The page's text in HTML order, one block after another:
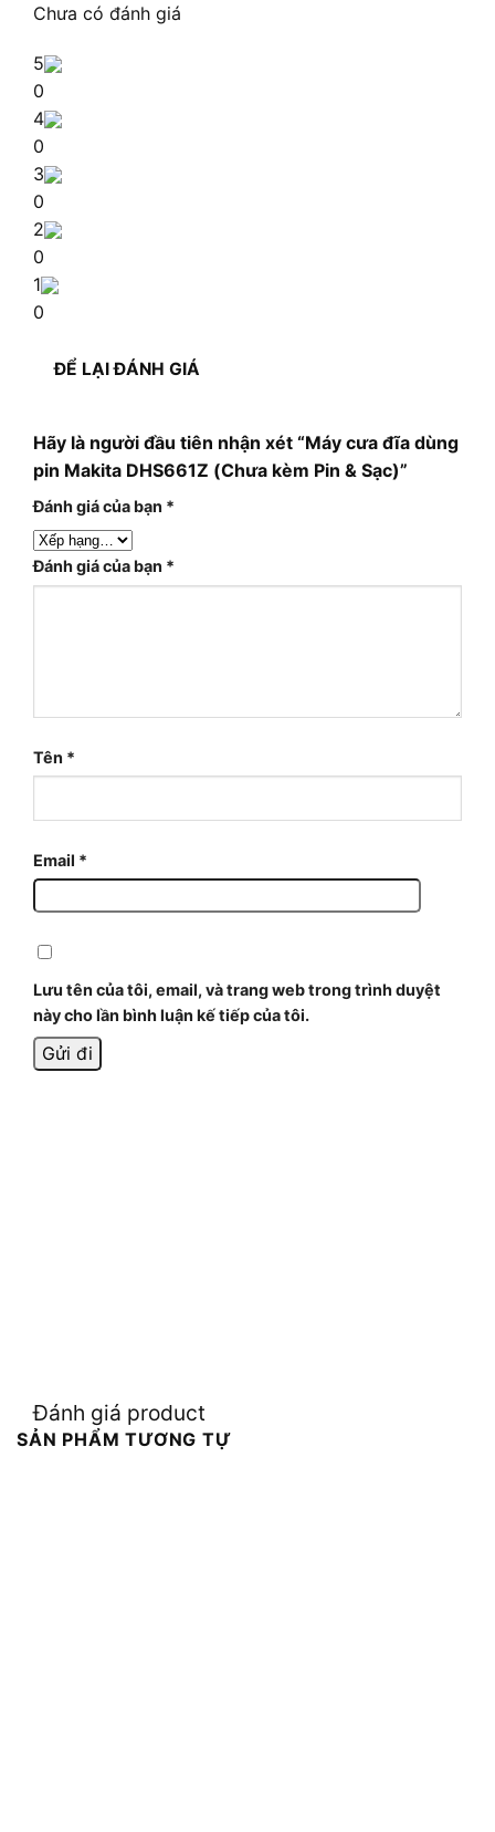
Chưa có đánh giá
5
0
4
0
3
0
2
0
1
0
ĐỂ LẠI ĐÁNH GIÁ
Hãy là người đầu tiên nhận xét “Máy cưa đĩa dùng
pin Makita DHS661Z (Chưa kèm Pin & Sạc)”
Đánh giá của bạn *
Đánh giá của bạn *
Tên *
Email *
Lưu tên của tôi, email, và trang web trong trình duyệt
này cho lần bình luận kế tiếp của tôi.
Đánh giá product
SẢN PHẨM TƯƠNG TỰ